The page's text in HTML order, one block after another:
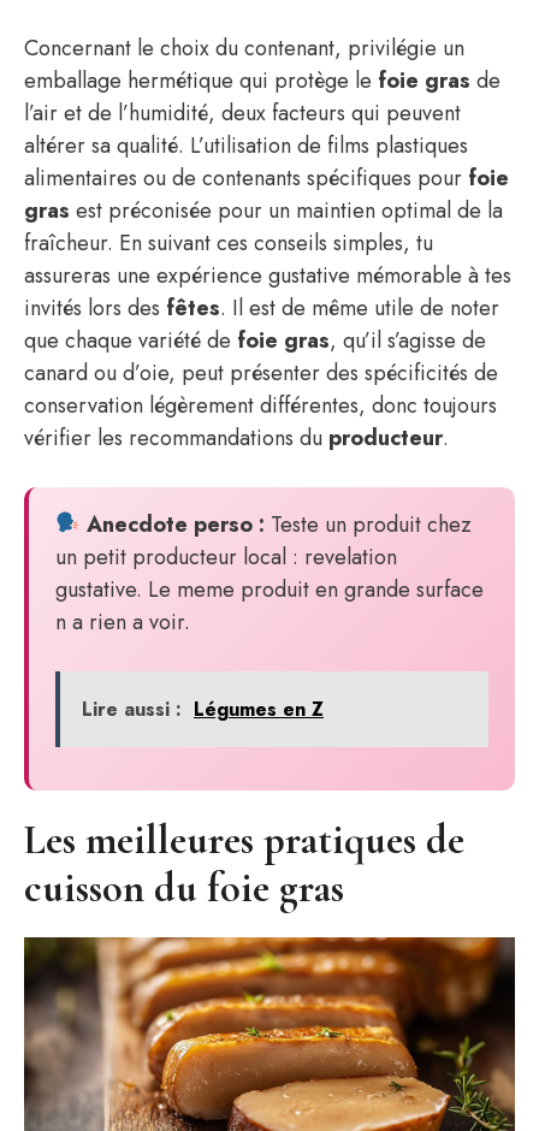
Concernant le choix du contenant, privilégie un
emballage hermétique qui protège le foie gras de
l’air et de l’humidité, deux facteurs qui peuvent
altérer sa qualité. L’utilisation de films plastiques
alimentaires ou de contenants spécifiques pour foie
gras est préconisée pour un maintien optimal de la
fraîcheur. En suivant ces conseils simples, tu
assureras une expérience gustative mémorable à tes
invités lors des fêtes. Il est de même utile de noter
que chaque variété de foie gras, qu’il s’agisse de
canard ou d’oie, peut présenter des spécificités de
conservation légèrement différentes, donc toujours
vérifier les recommandations du producteur.
Anecdote perso : Teste un produit chez
un petit producteur local : revelation
gustative. Le meme produit en grande surface
n a rien a voir.
Lire aussi : Légumes en Z
Les meilleures pratiques de
cuisson du foie gras